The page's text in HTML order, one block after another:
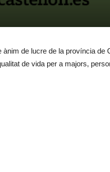
de lucre de la província de
de vida per a majors,